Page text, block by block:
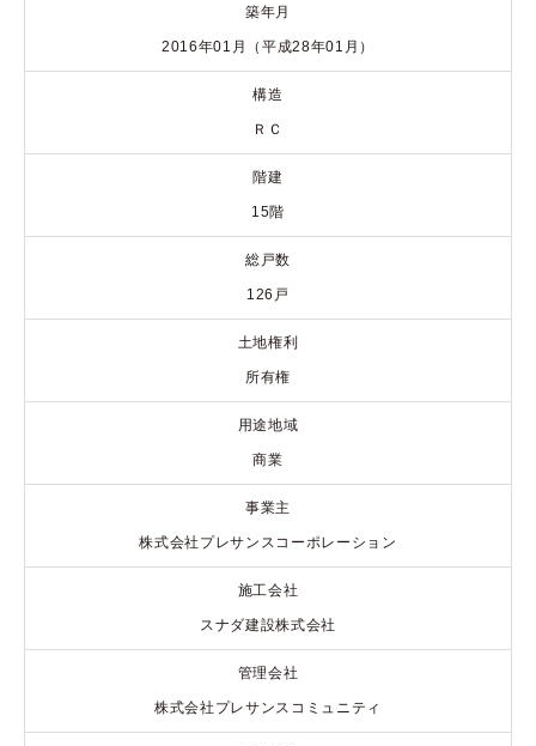
築年月
2016年01月（平成28年01月）
構造
ＲＣ
階建
15階
総戸数
126戸
土地権利
所有権
用途地域
商業
事業主
株式会社プレサンスコーポレーション
施工会社
スナダ建設株式会社
管理会社
株式会社プレサンスコミュニティ